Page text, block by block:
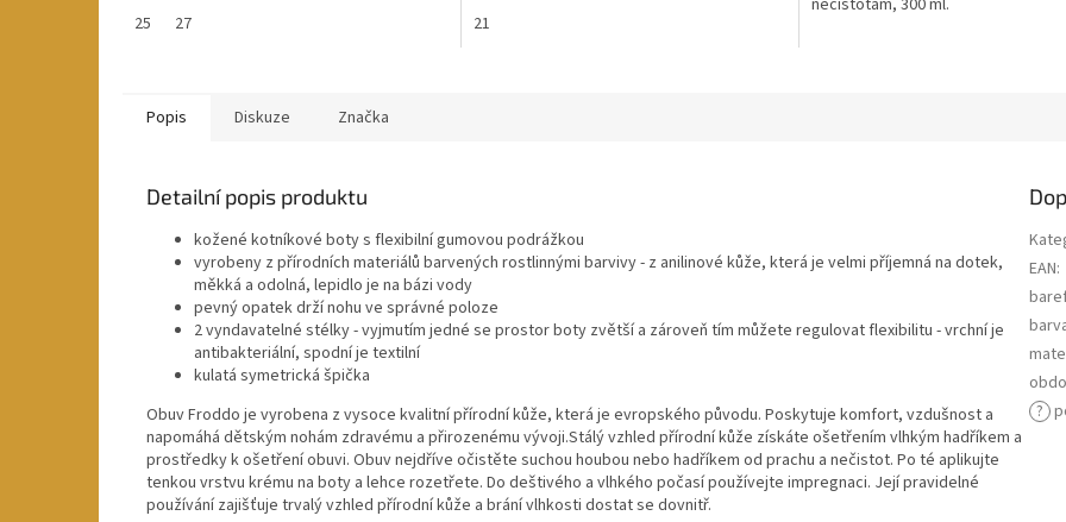
25
27
21
Popis Diskuze Značka
Detailní popis produktu
kožené kotníkové boty s flexibilní gumovou podrážkou
vyrobeny z přírodních materiálů barvených rostlinnými barvivy - z anilinové kůže, která je velmi příjemná na dotek,
měkká a odolná, lepidlo je na bázi vody
pevný opatek drží nohu ve správné poloze
2 vyndavatelné stélky - vyjmutím jedné se prostor boty zvětší a zároveň tím můžete regulovat flexibilitu - vrchní je
antibakteriální, spodní je textilní
kulatá symetrická špička
Obuv Froddo je vyrobena z vysoce kvalitní přírodní kůže, která je evropského původu. Poskytuje komfort, vzdušnost a
napomáhá dětským nohám zdravému a přirozenému vývoji.Stálý vzhled přírodní kůže získáte ošetřením vlhkým hadříkem a
prostředky k ošetření obuvi. Obuv nejdříve očistěte suchou houbou nebo hadříkem od prachu a nečistot. Po té aplikujte
tenkou vrstvu krému na boty a lehce rozetřete. Do deštivého a vlhkého počasí používejte impregnaci. Její pravidelné
používání zajišťuje trvalý vzhled přírodní kůže a brání vlhkosti dostat se dovnitř.
EAN:
?